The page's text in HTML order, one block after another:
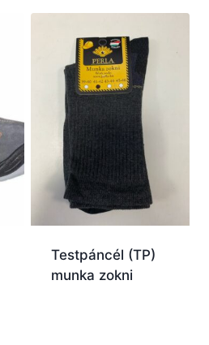
Testpáncél (TP)
munka zokni